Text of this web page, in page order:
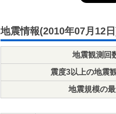
地震情報(2010年07月12
地震観測回
震度3以上の地震
地震規模の